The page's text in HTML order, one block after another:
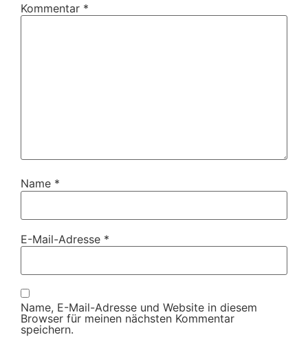
Kommentar *
Name *
E-Mail-Adresse *
Name, E-Mail-Adresse und Website in diesem
Browser für meinen nächsten Kommentar
speichern.